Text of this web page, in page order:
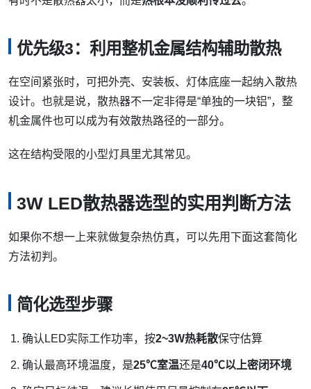
优先级3：利用整机金属结构辅助散热
在空间紧张时，可把外壳、安装板、灯体底座一起纳入散热
设计。也就是说，散热器不一定非得是“单独的一块铝”，整
机金属件也可以成为有效散热路径的一部分。
这在结构受限的小型灯具里尤其常见。
3W LED散热器选型的实用判断方法
如果你不想一上来就做复杂热仿真，可以先用下面这套简化
方法初判。
简化选型步骤
确认LED实际工作功率，按2~3W热耗散保守估算
确认最高环境温度，是25℃室温还是40℃以上密闭环境